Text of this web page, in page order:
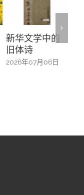
新华文学中的
旧体诗
2026年07月06日